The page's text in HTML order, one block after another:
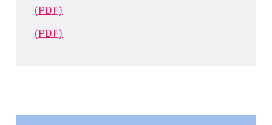
(PDF)
(PDF)